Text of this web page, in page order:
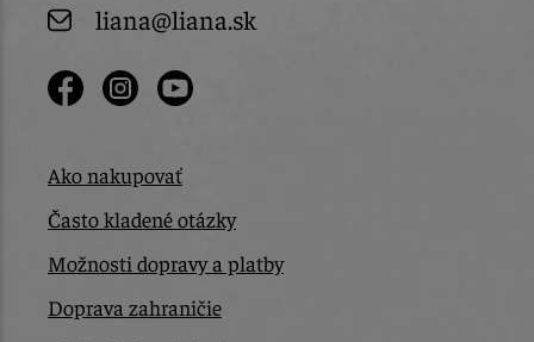
liana@liana.sk
Ako nakupovať
Často kladené otázky
Možnosti dopravy a platby
Doprava zahraničie